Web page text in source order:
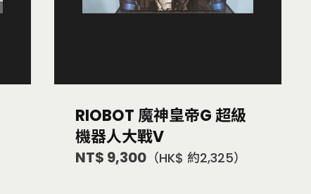
RIOBOT 魔神皇帝G 超級
機器人大戰V
NT$ 9,300 （HK$ 約2,325）